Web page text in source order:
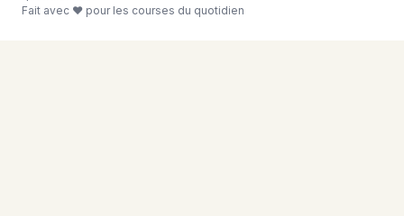
Fait avec ❤ pour les courses du quotidien